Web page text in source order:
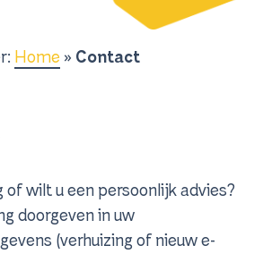
Home » Contact
of wilt u een persoonlijk advies?
doorgeven in uw
(verhuizing of nieuw e-